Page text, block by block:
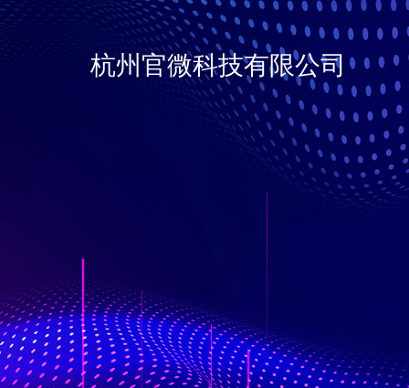
杭州官微科技有限公司